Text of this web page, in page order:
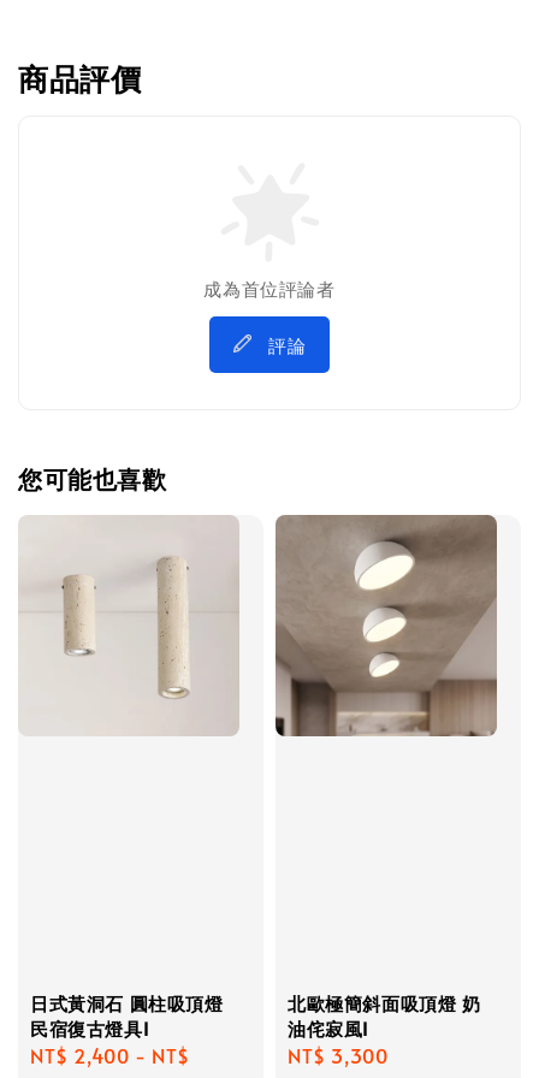
商品評價
成為首位評論者
評論
您可能也喜歡
日式黃洞石 圓柱吸頂燈
民宿復古燈具I
Regular
NT$ 2,400 - NT$
北歐極簡斜面吸頂燈 奶
油侘寂風I
Regular
NT$ 3,300